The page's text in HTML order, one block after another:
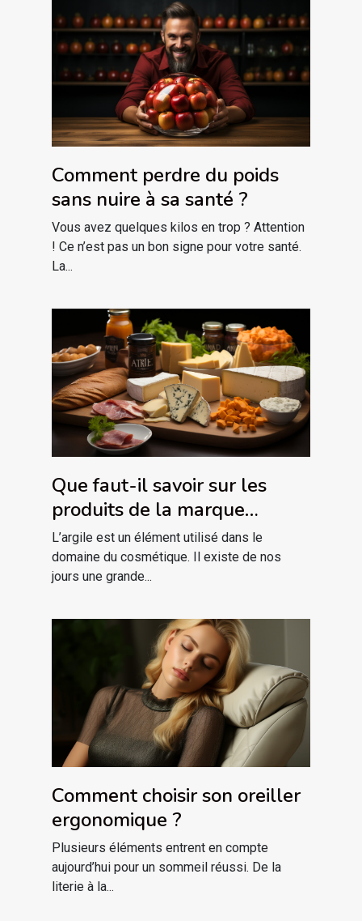
Comment perdre du poids
sans nuire à sa santé ?
Vous avez quelques kilos en trop ? Attention
! Ce n’est pas un bon signe pour votre santé.
La...
Que faut-il savoir sur les
produits de la marque
ARGILETZ ?
L’argile est un élément utilisé dans le
domaine du cosmétique. Il existe de nos
jours une grande...
Comment choisir son oreiller
ergonomique ?
Plusieurs éléments entrent en compte
aujourd’hui pour un sommeil réussi. De la
literie à la...